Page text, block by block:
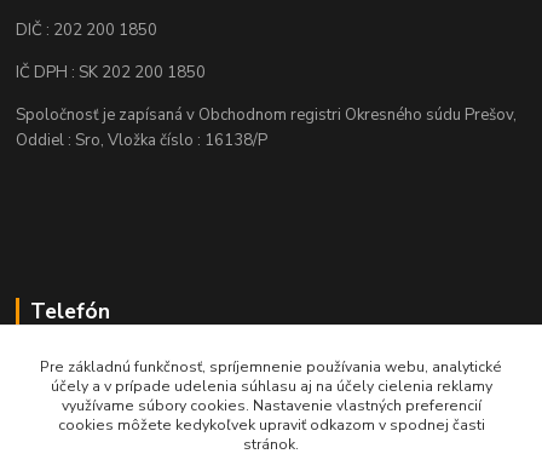
DIČ : 202 200 1850
IČ DPH : SK 202 200 1850
Spoločnosť je zapísaná v Obchodnom registri Okresného súdu Prešov,
Oddiel : Sro, Vložka číslo : 16138/P
Telefón
+421 905 622 625
obchod@nozeplus.sk
Pre základnú funkčnosť, spríjemnenie používania webu, analytické
účely a v prípade udelenia súhlasu aj na účely cielenia reklamy
využívame súbory cookies. Nastavenie vlastných preferencií
cookies môžete kedykoľvek upraviť odkazom v spodnej časti
stránok.